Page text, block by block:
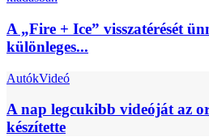
A „Fire + Ice” visszatérését
különleges...
AutókVideó
A nap legcukibb videóját az
készítette